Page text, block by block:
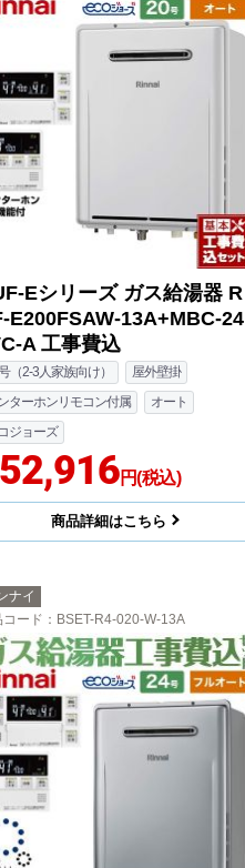
Eシリーズ ガス給湯器 R
E200FSAW-13A+MBC-24
A 工事費込
（2-3人家族向け）
屋外壁掛
ターホンリモコン付属
オート
ジョーズ
円(税込)
商品詳細はこちら
ナイ
コード ：BSET-R4-020-W-13A